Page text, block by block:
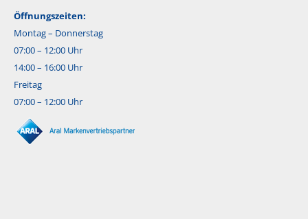
Öffnungszeiten:
Montag – Donnerstag
07:00 – 12:00 Uhr
14:00 – 16:00 Uhr
Freitag
07:00 – 12:00 Uhr